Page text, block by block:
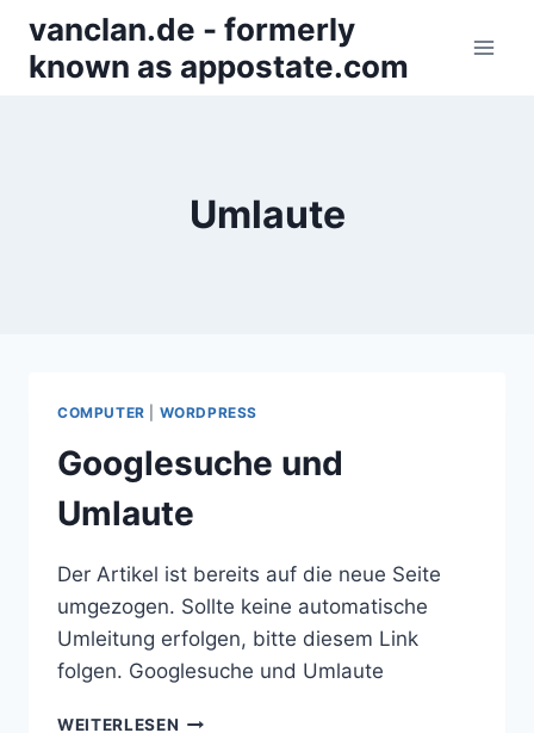
Inhalt
springen
vanclan.de - formerly
known as appostate.com
Umlaute
COMPUTER WORDPRESS
Googlesuche und
Umlaute
Der Artikel ist bereits auf die neue Seite
umgezogen. Sollte keine automatische
Umleitung erfolgen, bitte diesem Link
folgen. Googlesuche und Umlaute
WEITERLESEN GOOGLESUCHE